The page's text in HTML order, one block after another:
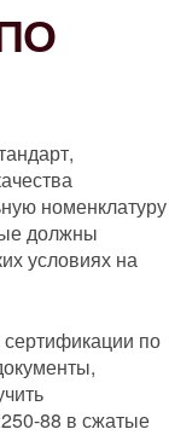
номенклатуру
должны
условиях на
по
88 в сжатые